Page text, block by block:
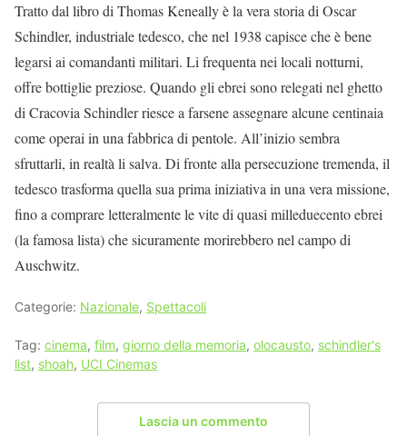
Tratto dal libro di Thomas Keneally è la vera storia di Oscar
Schindler, industriale tedesco, che nel 1938 capisce che è bene
legarsi ai comandanti militari. Li frequenta nei locali notturni,
offre bottiglie preziose. Quando gli ebrei sono relegati nel ghetto
di Cracovia Schindler riesce a farsene assegnare alcune centinaia
come operai in una fabbrica di pentole. All’inizio sembra
sfruttarli, in realtà li salva. Di fronte alla persecuzione tremenda, il
tedesco trasforma quella sua prima iniziativa in una vera missione,
fino a comprare letteralmente le vite di quasi milleduecento ebrei
(la famosa lista) che sicuramente morirebbero nel campo di
Auschwitz.
Categorie: Nazionale, Spettacoli
Tag: cinema, film, giorno della memoria, olocausto, schindler's
list, shoah, UCI Cinemas
Lascia un commento